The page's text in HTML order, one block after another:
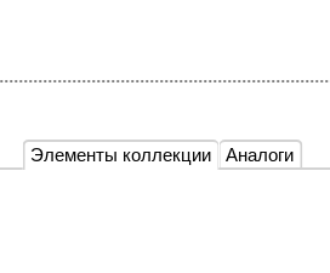
Элементы коллекции Аналоги